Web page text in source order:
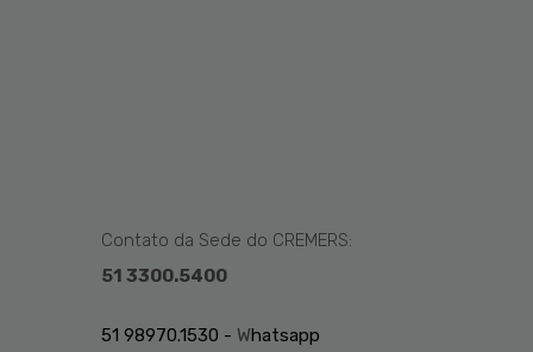
Contato da Sede do CREMERS:
51 3300.5400
51 98970.1530 - Whatsapp